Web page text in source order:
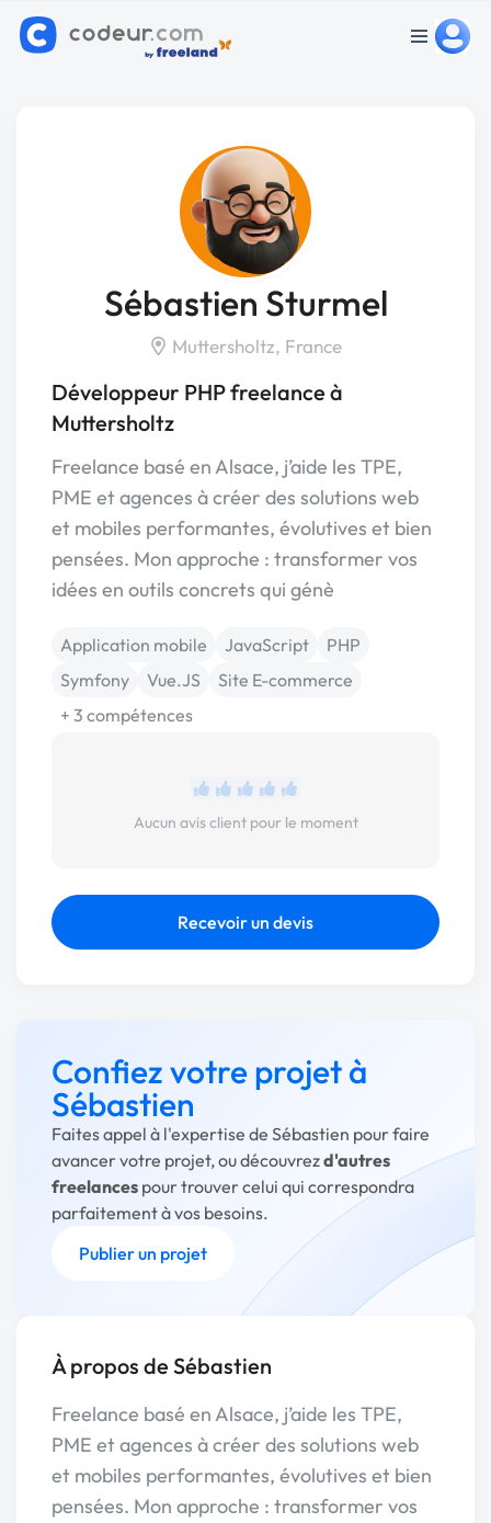
Sébastien Sturmel
Muttersholtz, France
Développeur PHP freelance à
Muttersholtz
Freelance basé en Alsace, j’aide les TPE,
PME et agences à créer des solutions web
et mobiles performantes, évolutives et bien
pensées. Mon approche : transformer vos
idées en outils concrets qui génè
Application mobile JavaScript
PHP
Symfony
Vue.JS
Site E-commerce
+ 3 compétences
Aucun avis client pour le moment
Recevoir un devis
Confiez votre projet à
Sébastien
Faites appel à l'expertise de Sébastien pour faire
avancer votre projet, ou découvrezd'autres
freelances pour trouver celui qui correspondra
parfaitement à vos besoins.
Publier un projet
À propos de Sébastien
Freelance basé en Alsace, j’aide les TPE,
PME et agences à créer des solutions web
et mobiles performantes, évolutives et bien
pensées. Mon approche : transformer vos